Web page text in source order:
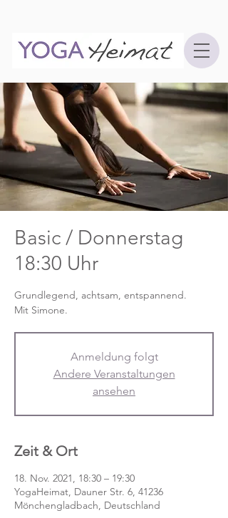
Basic / Donnerstag
18:30 Uhr
Grundlegend, achtsam, entspannend.
Mit Simone.
Anmeldung folgt
Andere Veranstaltungen
ansehen
Zeit & Ort
18. Nov. 2021, 18:30 – 19:30
YogaHeimat, Dauner Str. 6, 41236
Mönchengladbach, Deutschland